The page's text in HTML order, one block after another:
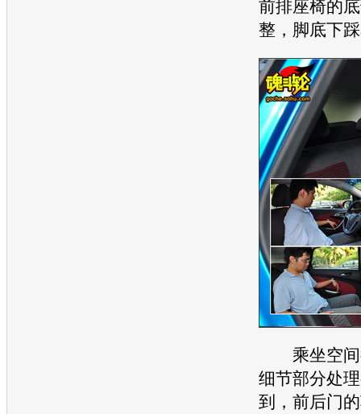
前排座椅的
整，脚底下
乘坐空间
细节部分处
到，前后门